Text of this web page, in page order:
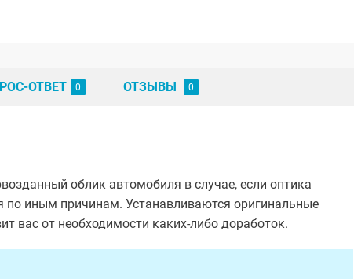
ОТВЕТ ОТЗЫВЫ
облик автомобиля в случае, если оптика
иным причинам. Устанавливаются оригинальные
вас от необходимости каких-либо доработок.